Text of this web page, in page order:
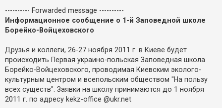
и
б
е
з
д
п
о
в
і
е
й
д
о
м
н
н
---------- Forwarded message ----------
Информационное сообщение о 1-й Заповедной школе
Борейко-Войцеховского
Друзья и коллеги, 26-27 ноября 2011 г. в Киеве будет
происходить Первая украино-польская Заповедная школа
Борейко-Войцеховского, проводимая Киевским эколого-
культурным центром и всепольским обществом "На пользу
всех существ". Заявки на школу принимаются до 1 ноября
2011 г. по адресу kekz-office @ukr.net